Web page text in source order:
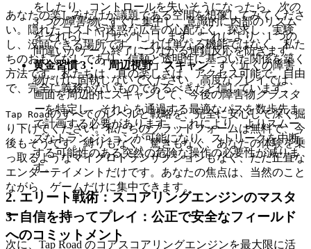
をしたり、コントロールを失いそうになったら、
次の
3 つの障害物にすぐに集中し、意識的に内部のリズム
をそれらに「リセット」します。これにより、1 つの
間違いがゲーム終了につながる連鎖反応を防ぎます。
黄金習慣 3：「周辺視野」スキャン- すぐ近くの障害
物だけに固執しないでください。高度なプレイでは、
画面を周辺的にスキャンして、今後の障害物クラスタ
ーを特定し、それらを通過する最適なパスを数歩先ま
で計画する必要があります。これにより、よりスムー
ズなトランジションが可能になり、ストリークを中断
する可能性のある突然の危険な操作の必要性が減りま
す。
2. エリート戦術：スコアリングエンジンのマスタ
ー
次に、Tap Road のコアスコアリングエンジンを最大限に活
あなたの楽しみだけが議題である空間を想像してみてくださ
い。隠れたコストや迷惑な広告の心配なく、探求し、実験
し、没頭できる場所です。これは単なる機能ではなく、私た
ちのおもてなしであり、信頼と透明性に基づいた関係を築く
方法です。私たちは、真の楽しさは、アクセス可能で、自由
で、完全に義務がないものであるべきだと信じています。
Tap Roadのすべてのレベルと戦略を、完全に安心して深く掘
り下げてください。私たちのプラットフォームは無料で、今
後もそうです。縛りもなく、驚きもなく、あなたの体験を乗
っ取るようなマイクロトランザクションもなく、ただ正直な
エンターテイメントだけです。あなたの焦点は、当然のこと
ながら、ゲームだけに集中できます。
3. 自信を持ってプレイ：公正で安全なフィールド
へのコミットメント